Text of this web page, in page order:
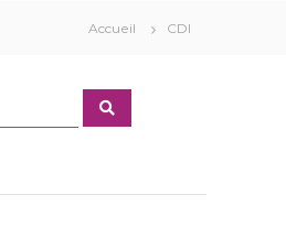
Accueil CDI
R
c